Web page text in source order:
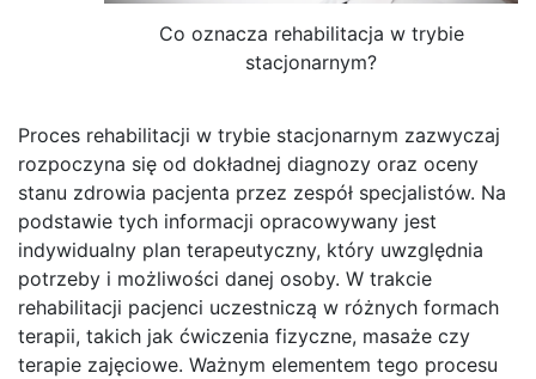
Co oznacza rehabilitacja w trybie
stacjonarnym?
Proces rehabilitacji w trybie stacjonarnym zazwyczaj
rozpoczyna się od dokładnej diagnozy oraz oceny
stanu zdrowia pacjenta przez zespół specjalistów. Na
podstawie tych informacji opracowywany jest
indywidualny plan terapeutyczny, który uwzględnia
potrzeby i możliwości danej osoby. W trakcie
rehabilitacji pacjenci uczestniczą w różnych formach
terapii, takich jak ćwiczenia fizyczne, masaże czy
terapie zajęciowe. Ważnym elementem tego procesu